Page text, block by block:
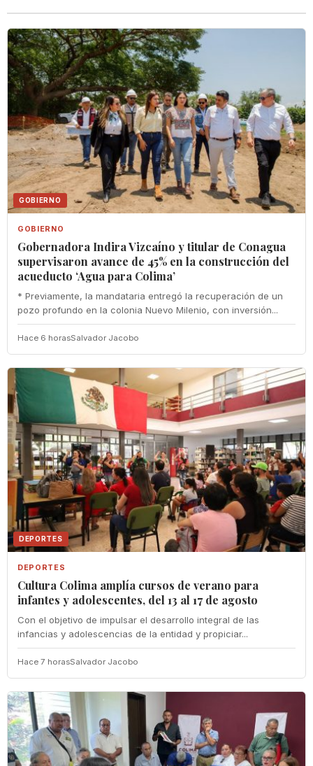
GOBIERNO
GOBIERNO
Gobernadora Indira Vizcaíno y titular de Conagua
supervisaron avance de 45% en la construcción del
acueducto ‘Agua para Colima’
* Previamente, la mandataria entregó la recuperación de un
pozo profundo en la colonia Nuevo Milenio, con inversión...
Hace 6 horasSalvador Jacobo
DEPORTES
DEPORTES
Cultura Colima amplía cursos de verano para
infantes y adolescentes, del 13 al 17 de agosto
Con el objetivo de impulsar el desarrollo integral de las
infancias y adolescencias de la entidad y propiciar...
Hace 7 horasSalvador Jacobo